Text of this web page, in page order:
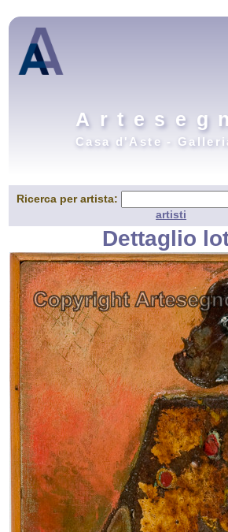
Casa d'Aste -
Ricerca per artista:
artisti
Dettaglio